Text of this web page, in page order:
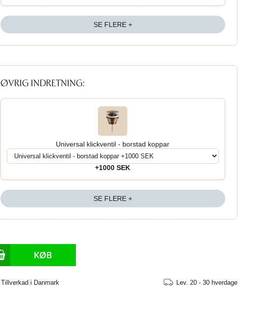
SE FLERE +
ØVRIG INDRETNING:
Universal klickventil - borstad koppar
+1000 SEK
SE FLERE +
Tillverkad i Danmark Lev. 20 - 30 hverdage